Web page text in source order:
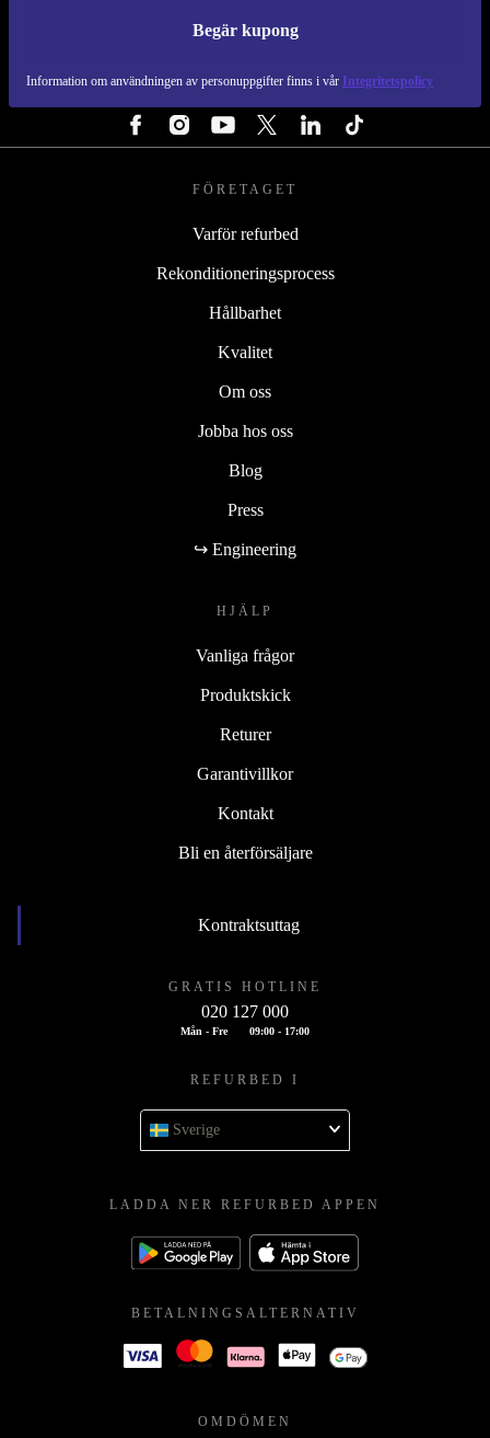
Begär kupong
Information om användningen av personuppgifter finns i vår Integritetspolicy
REFURBED SVERIGE - RETHINK NEW.
FÖLJ OSS
FÖRETAGET
Varför refurbed
Rekonditioneringsprocess
Hållbarhet
Kvalitet
Om oss
Jobba hos oss
Blog
Press
↪ Engineering
HJÄLP
Vanliga frågor
Produktskick
Returer
Garantivillkor
Kontakt
Bli en återförsäljare
Kontraktsuttag
GRATIS HOTLINE
020 127 000
Mån - Fre 09:00 - 17:00
REFURBED I
Sverige
LADDA NER REFURBED APPEN
BETALNINGSALTERNATIV
OMDÖMEN